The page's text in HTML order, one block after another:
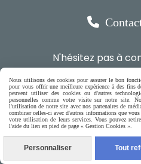

N'hésitez pas à
par
ou par
ENVOYER UN
Nous utilisons des cookies pour assurer le bon
pour vous offrir une meilleure expérience à des fins
peuvent utiliser des cookies ou d'autres
personnelles comme votre visite sur notre site.
l'utilisation de notre site avec nos partenaires de
combiner celles-ci avec d'autres informations que
votre utilisation de leurs services. Vous pouvez
l'aide du lien en pied de page « Gestion Cookies ».
Personnaliser Tout